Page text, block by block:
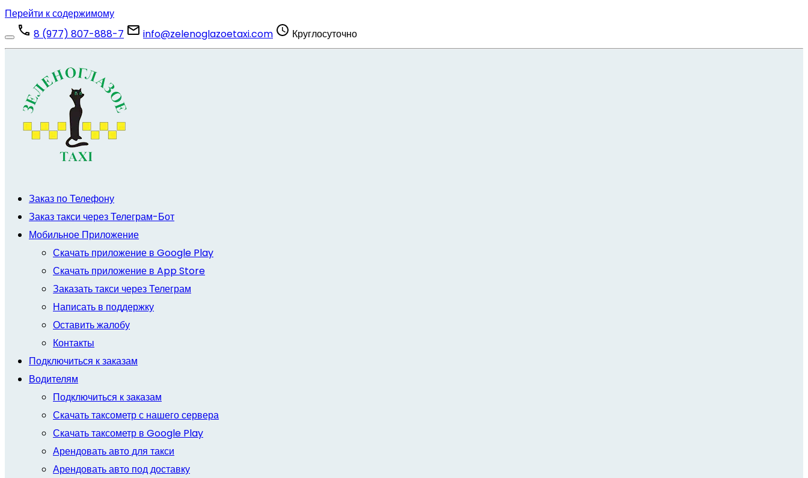
Перейти к содержимому
8 (977) 807-888-7
info@zelenoglazoetaxi.com Круглосуточно
Заказ по Телефону
Заказ такси через Телеграм-Бот
Мобильное Приложение
Скачать приложение в Google Play
Скачать приложение в App Store
Заказать такси через Телеграм
Написать в поддержку
Оставить жалобу
Контакты
Подключиться к заказам
Водителям
Подключиться к заказам
Скачать таксометр с нашего сервера
Скачать таксометр в Google Play
Арендовать авто для такси
Арендовать авто под доставку